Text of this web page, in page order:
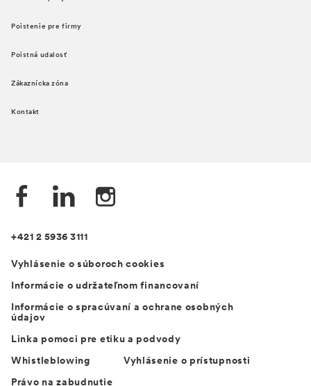
Poistenie pre firmy
Poistná udalosť
Zákaznícka zóna
Kontakt
+421 2 5936 3111
Vyhlásenie o súboroch cookies
Informácie o udržateľnom financovaní
Informácie o spracúvaní a ochrane osobných
údajov
Linka pomoci pre etiku a podvody
Whistleblowing Vyhlásenie o prístupnosti
Právo na zabudnutie